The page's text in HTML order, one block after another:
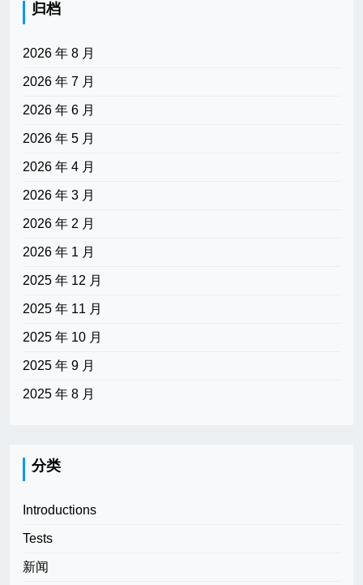
归档
2026 年 8 月
2026 年 7 月
2026 年 6 月
2026 年 5 月
2026 年 4 月
2026 年 3 月
2026 年 2 月
2026 年 1 月
2025 年 12 月
2025 年 11 月
2025 年 10 月
2025 年 9 月
2025 年 8 月
分类
Introductions
Tests
新闻